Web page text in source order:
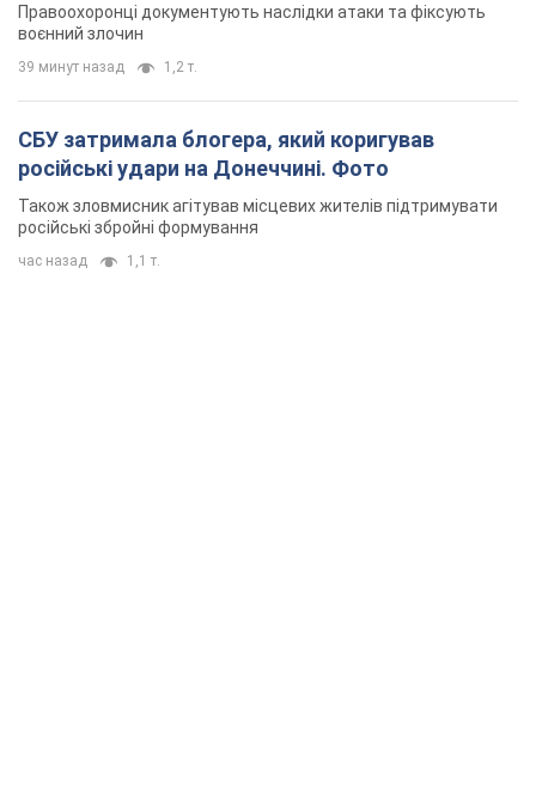
Правоохоронці документують наслідки атаки та фіксують
воєнний злочин
39 минут назад 1,2 т.
СБУ затримала блогера, який коригував
російські удари на Донеччині. Фото
Також зловмисник агітував місцевих жителів підтримувати
російські збройні формування
час назад 1,1 т.